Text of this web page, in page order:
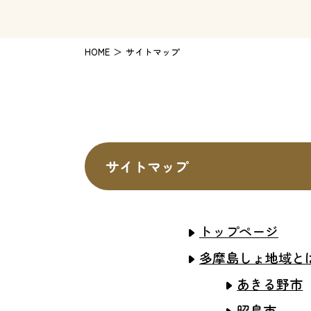
HOME サイトマップ
サイトマップ
トップページ
多摩島しょ地域と
あきる野市